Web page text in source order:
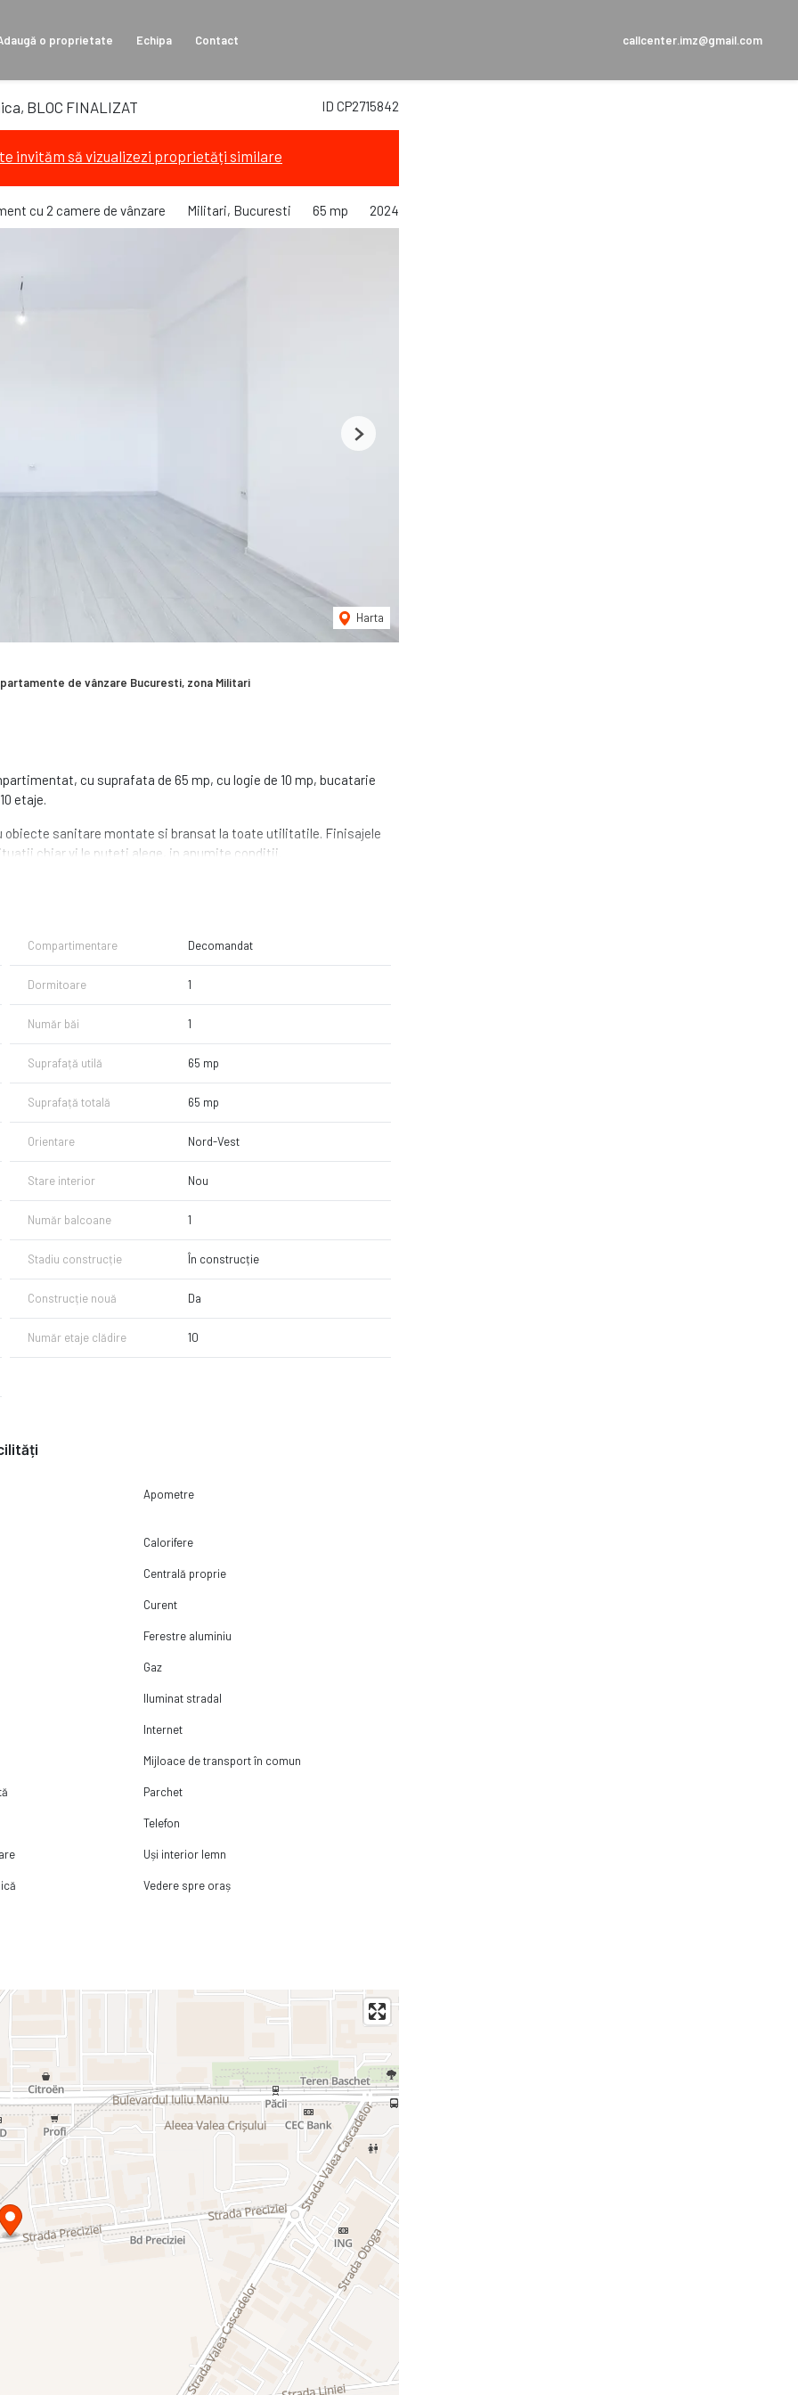
o proprietate Echipa Contact callcenter.imz@gmail.com
ID CP2715842
BLOC FINALIZAT
te invităm să vizualizezi proprietăți similare
cu 2 camere de vânzare Militari, Bucuresti 65 mp 2024
Harta
Next
de vânzare Bucuresti, zona Militari
cu suprafata de 65 mp, cu logie de 10 mp, bucatarie
etaje.
sanitare montate si bransat la toate utilitatile. Finisajele
chiar vi le puteti alege, in anumite conditii.
rapid catre mijloace de transport in comun (metrou, autobuz,
Compartimentare Decomandat
Dormitoare 1
Număr băi 1
Suprafață utilă 65 mp
Suprafață totală 65 mp
Orientare Nord-Vest
Stare interior Nou
Număr balcoane 1
Stadiu construcție În construcție
Construcție nouă Da
Număr etaje clădire 10
Apometre
Calorifere
Centrală proprie
Curent
Ferestre aluminiu
Gaz
Iluminat stradal
Internet
Mijloace de transport în comun
Parchet
Telefon
Uși interior lemn
Vedere spre oraș